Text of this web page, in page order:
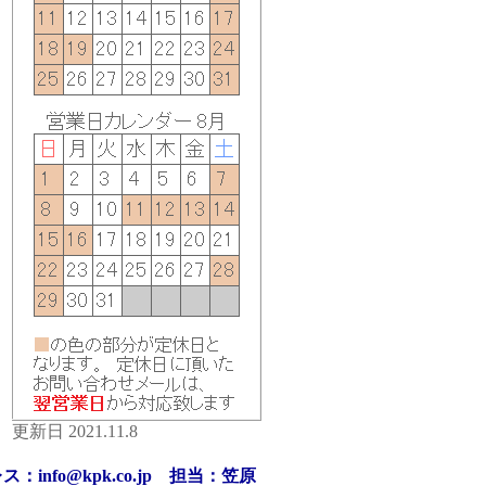
更新日 2021.11.8
ス：info@kpk.co.jp 担当：笠原